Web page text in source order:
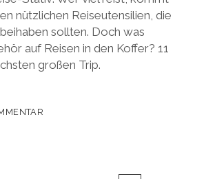
nützlichen Reiseutensilien, die
sollten. Doch was
auf Reisen in den Koffer? 11
großen Trip.